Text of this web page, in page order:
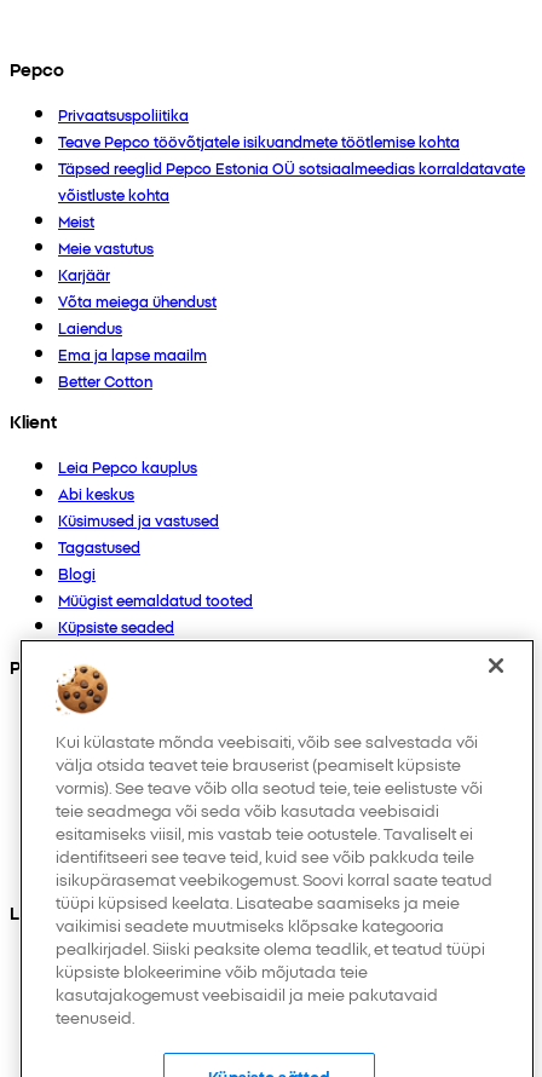
Pepco
Privaatsuspoliitika
Teave Pepco töövõtjatele isikuandmete töötlemise kohta
Täpsed reeglid Pepco Estonia OÜ sotsiaalmeedias korraldatavate
võistluste kohta
Meist
Meie vastutus
Karjäär
Võta meiega ühendust
Laiendus
Ema ja lapse maailm
Better Cotton
Klient
Leia Pepco kauplus
Abi keskus
Küsimused ja vastused
Tagastused
Blogi
Müügist eemaldatud tooted
Küpsiste seaded
Products
Kollektsioonid
Imikutele
Laps
Kodukaubad
Naistele
Meestele
Muud
Leiad meid ka
Kui külastate mõnda veebisaiti, võib see salvestada või
välja otsida teavet teie brauserist (peamiselt küpsiste
vormis). See teave võib olla seotud teie, teie eelistuste või
teie seadmega või seda võib kasutada veebisaidi
esitamiseks viisil, mis vastab teie ootustele. Tavaliselt ei
identifitseeri see teave teid, kuid see võib pakkuda teile
isikupärasemat veebikogemust. Soovi korral saate teatud
tüüpi küpsised keelata. Lisateabe saamiseks ja meie
vaikimisi seadete muutmiseks klõpsake kategooria
pealkirjadel. Siiski peaksite olema teadlik, et teatud tüüpi
küpsiste blokeerimine võib mõjutada teie
kasutajakogemust veebisaidil ja meie pakutavaid
teenuseid.